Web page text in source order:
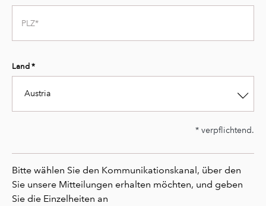
Zip
Land *
Austria
sub
text
* verpflichtend.
Second
text
Bitte wählen Sie den Kommunikationskanal, über den
Sie unsere Mitteilungen erhalten möchten, und geben
Sie die Einzelheiten an